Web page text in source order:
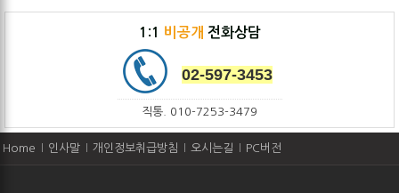
1:1 비공개 전화상담
02-597-3453
직통. 010-7253-3479
Home 인사말 개인정보취급방침 오시는길 PC버전